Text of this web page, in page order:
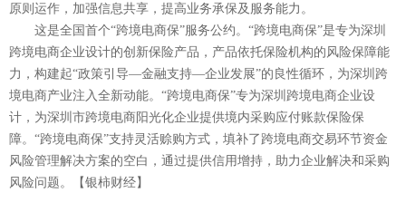
原则运作，加强信息共享，提高业务承保及服务能力。
这是全国首个“跨境电商保”服务公约。“跨境电商保”是专为深圳
跨境电商企业设计的创新保险产品，产品依托保险机构的风险保障能
力，构建起“政策引导—金融支持—企业发展”的良性循环，为深圳跨
境电商产业注入全新动能。“跨境电商保”专为深圳跨境电商企业设
计，为深圳市跨境电商阳光化企业提供境内采购应付账款保险保
障。“跨境电商保”支持灵活赊购方式，填补了跨境电商交易环节资金
风险管理解决方案的空白，通过提供信用增持，助力企业解决和采购
风险问题。【银柿财经】